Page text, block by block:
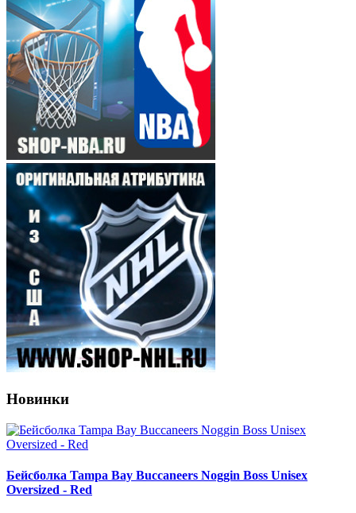
Новинки
Бейсболка Tampa Bay Buccaneers Noggin Boss Unisex
Oversized - Red